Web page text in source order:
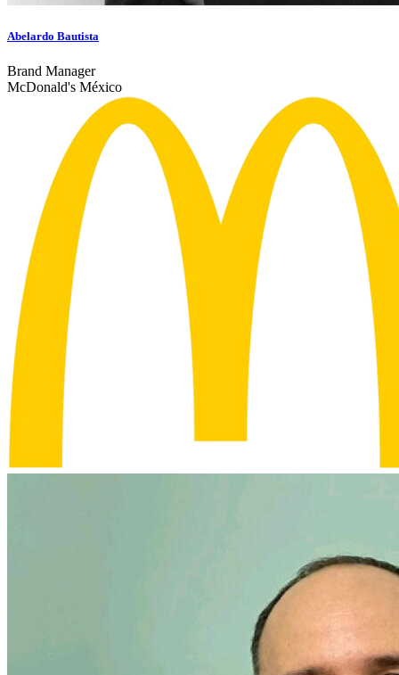
Abelardo Bautista
Brand Manager
McDonald's México